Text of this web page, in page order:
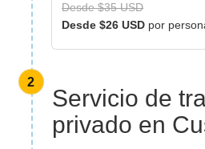
Desde $35 USD
Desde $26 USD por
2
Servicio de
privado en